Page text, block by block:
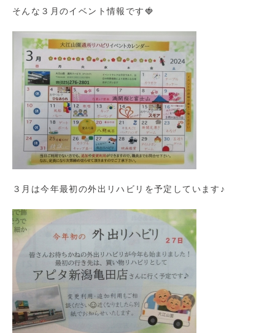
そんな３月のイベント情報です🍓
３月は今年最初の外出リハビリを予定しています♪